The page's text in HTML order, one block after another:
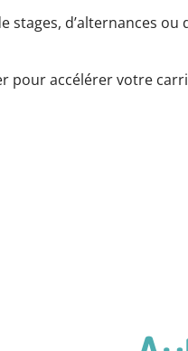
d’alternances ou
pour accélérer votre